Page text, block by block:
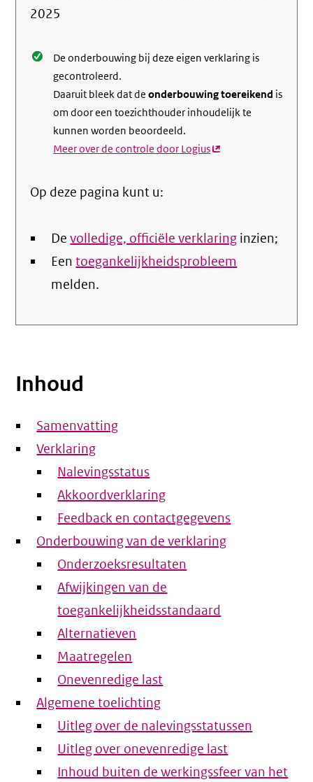
2025
De onderbouwing bij deze eigen verklaring is
gecontroleerd.
Daaruit bleek dat deonderbouwing toereikend is
om door een toezichthouder inhoudelijk te
kunnen worden beoordeeld.
Meer over de controle door Logius(externe
Op deze pagina kunt u:
Devolledige, officiële verklaring inzien;
Eentoegankelijkheidsprobleem
melden.
Inhoud
Samenvatting
Verklaring
Nalevingsstatus
Akkoordverklaring
Feedback en contactgegevens
Onderbouwing van de verklaring
Onderzoeksresultaten
Afwijkingen van de
toegankelijkheidsstandaard
Alternatieven
Maatregelen
Onevenredige last
Algemene toelichting
Uitleg over de nalevingsstatussen
Uitleg over onevenredige last
Inhoud buiten de werkingssfeer van het